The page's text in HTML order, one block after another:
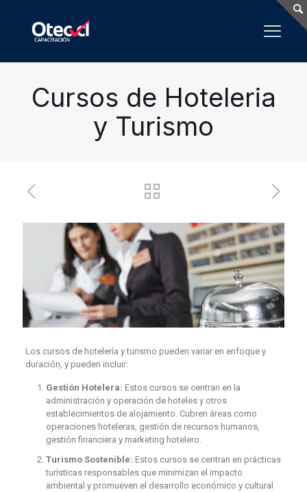
Cursos de Hoteleria
y Turismo
Los cursos de hotelería y turismo pueden variar en enfoque y
duración, y pueden incluir:
Gestión Hotelera: Estos cursos se centran en la
administración y operación de hoteles y otros
establecimientos de alojamiento. Cubren áreas como
operaciones hoteleras, gestión de recursos humanos,
gestión financiera y marketing hotelero.
Turismo Sostenible: Estos cursos se centran en prácticas
turísticas responsables que minimizan el impacto
ambiental y promueven el desarrollo económico y cultural